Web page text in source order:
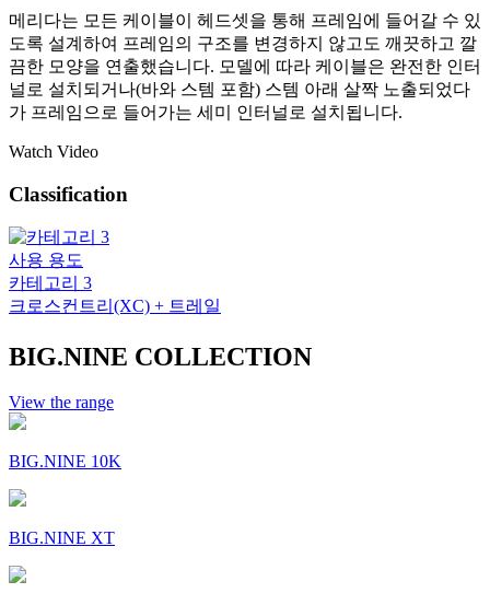
메리다는 모든 케이블이 헤드셋을 통해 프레임에 들어갈 수 있
도록 설계하여 프레임의 구조를 변경하지 않고도 깨끗하고 깔
끔한 모양을 연출했습니다. 모델에 따라 케이블은 완전한 인터
널로 설치되거나(바와 스템 포함) 스템 아래 살짝 노출되었다
가 프레임으로 들어가는 세미 인터널로 설치됩니다.
Watch Video
Classification
사용 용도
카테고리 3
크로스컨트리(XC) + 트레일
BIG.NINE COLLECTION
View the range
BIG.NINE 10K
BIG.NINE XT